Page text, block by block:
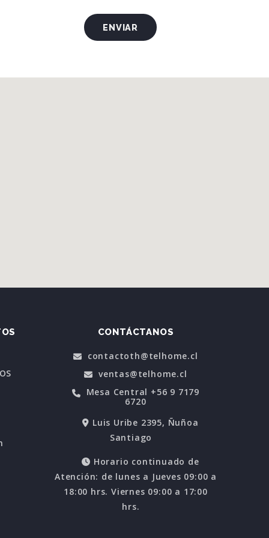
CONTÁCTANOS
contactoth@telhome.cl
ventas@telhome.cl
Mesa Central +56 9 7179
6720
Luis Uribe 2395, Ñuñoa
Santiago
Horario continuado de
Atención: de lunes a Jueves 09:00 a
18:00 hrs. Viernes 09:00 a 17:00
hrs.